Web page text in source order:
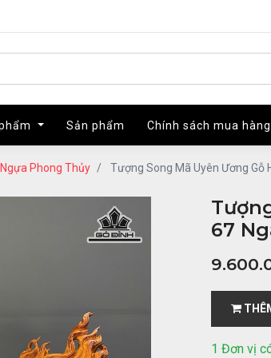
Sản phẩm Chính sách mua hàng
Sản phẩm Chính sách mua hàng
Phong Thủy Tượng Song Mã Uyên Ương Gỗ
67
1 Đơn vị